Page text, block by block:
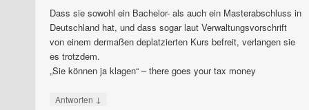
Dass sie sowohl ein Bachelor- als auch ein Masterabschluss in
Deutschland hat, und dass sogar laut Verwaltungsvorschrift
von einem dermaßen deplatzierten Kurs befreit, verlangen sie
es trotzdem.
„Sie können ja klagen“ – there goes your tax money
Antworten ↓